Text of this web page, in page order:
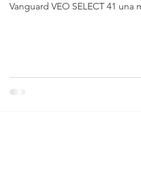
Vanguard VEO SELECT 41